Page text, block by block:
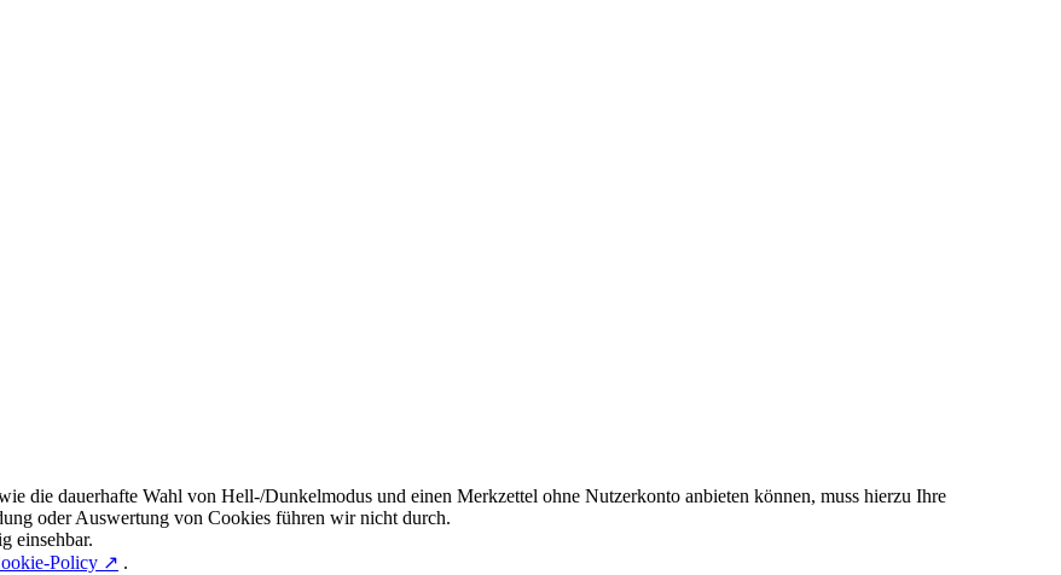
die dauerhafte Wahl von Hell-/Dunkelmodus und einen Merkzettel ohne Nutzerkonto anbieten können, muss hierzu Ihre
oder Auswertung von Cookies führen wir nicht durch.
einsehbar.
Policy ↗ .